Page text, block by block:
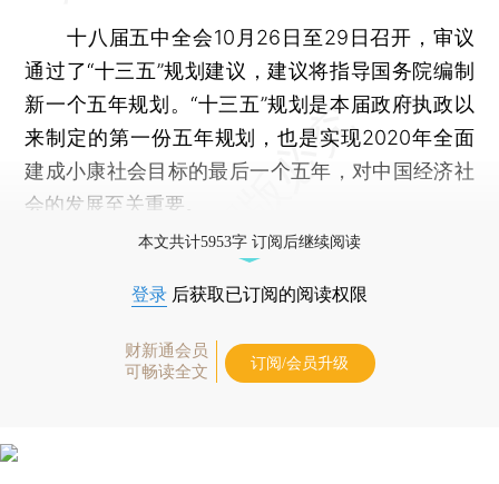
十八届五中全会10月26日至29日召开，审议
通过了“十三五”规划建议，建议将指导国务院编制
新一个五年规划。“十三五”规划是本届政府执政以
来制定的第一份五年规划，也是实现2020年全面
建成小康社会目标的最后一个五年，对中国经济社
会的发展至关重要。
本文共计5953字 订阅后继续阅读
登录 后获取已订阅的阅读权限
财新通会员
可畅读全文
订阅/会员升级